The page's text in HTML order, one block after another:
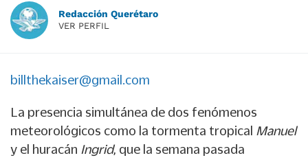
Redacción Querétaro
VER PERFIL
billthekaiser@gmail.com
La presencia simultánea de dos fenómenos
meteorológicos como la tormenta tropical Manuel
y el huracán Ingrid, que la semana pasada